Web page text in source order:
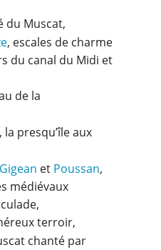
du Muscat,
, escales de charme
du canal du Midi et
de la
, la presqu’île aux
Gigean et Poussan,
médiévaux
terroir,
chanté par